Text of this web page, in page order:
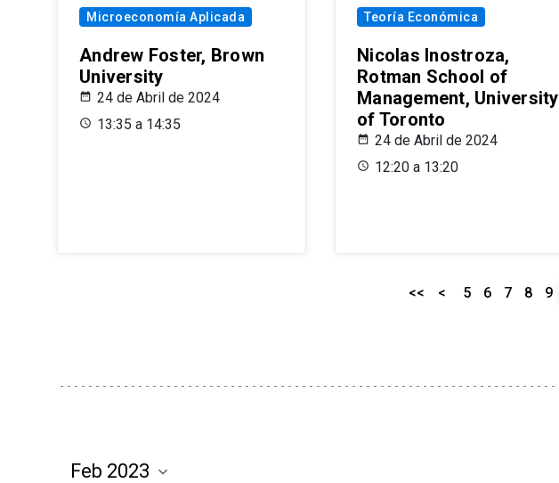
Microeconomía Aplicada
Andrew Foster, Brown
University
24 de Abril de 2024
13:35 a 14:35
Teoría Económica
Nicolas Inostroza,
Rotman School of
Management, University
of Toronto
24 de Abril de 2024
12:20 a 13:20
<< < 5 6 7 8 9